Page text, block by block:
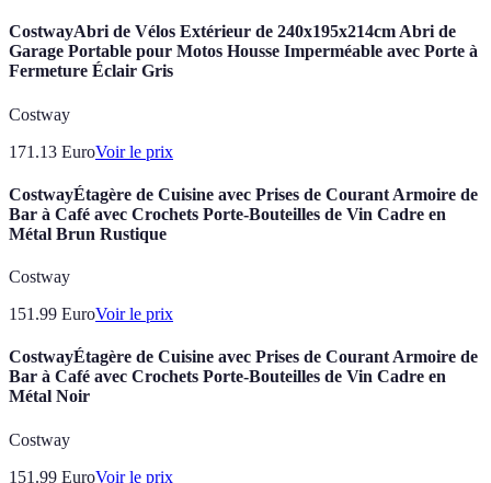
CostwayAbri de Vélos Extérieur de 240x195x214cm Abri de
Garage Portable pour Motos Housse Imperméable avec Porte à
Fermeture Éclair Gris
Costway
171.13 EuroVoir le prix
CostwayÉtagère de Cuisine avec Prises de Courant Armoire de
Bar à Café avec Crochets Porte-Bouteilles de Vin Cadre en
Métal Brun Rustique
Costway
151.99 EuroVoir le prix
CostwayÉtagère de Cuisine avec Prises de Courant Armoire de
Bar à Café avec Crochets Porte-Bouteilles de Vin Cadre en
Métal Noir
Costway
151.99 EuroVoir le prix